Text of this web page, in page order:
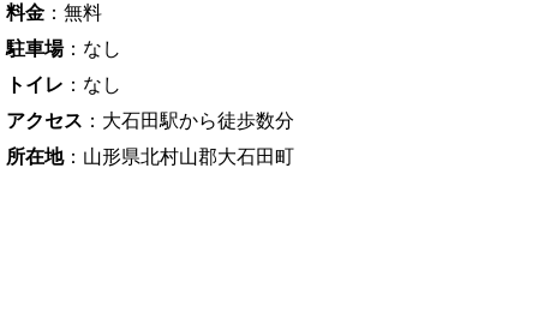
料金 ：無料
駐車場：なし
トイレ ：なし
アクセス ：大石田駅から徒歩数分
所在地：山形県北村山郡大石田町